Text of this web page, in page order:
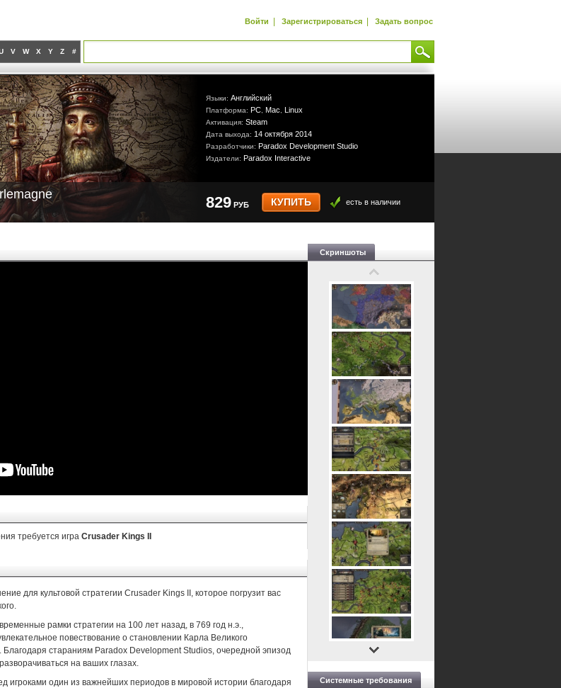
Войти | Зарегистрироваться | Задать вопрос
V W X Y Z #
Языки: Английский
Платформа: PC Mac Linux
Активация: Steam
Дата выхода: 14 октября 2014
Разработчики: Paradox Development Studio
Издатели: Paradox Interactive
829 РУБ КУПИТЬ есть в наличии
требуется игра Crusader Kings II
для культовой стратегии Crusader Kings II, которое погрузит вас
рамки стратегии на 100 лет назад, в 769 год н.э.,
повествование о становлении Карла Великого
стараниям Paradox Development Studios, очередной эпизод
на ваших глазах.
игроками один из важнейших периодов в мировой истории благодаря
Скриншоты
Системные требования